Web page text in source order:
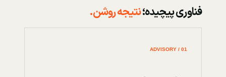
فناوری پیچیده؛نتیجه روشن.
01 / ADVISORY